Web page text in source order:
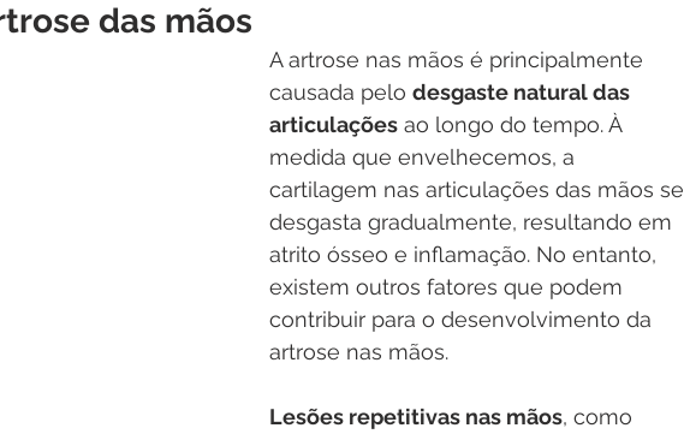
das mãos
A artrose nas mãos é principalmente
causada pelo desgaste natural das
articulações ao longo do tempo. À
medida que envelhecemos, a
cartilagem nas articulações das mãos se
desgasta gradualmente, resultando em
atrito ósseo e inflamação. No entanto,
existem outros fatores que podem
contribuir para o desenvolvimento da
artrose nas mãos.
Lesões repetitivas nas mãos, como